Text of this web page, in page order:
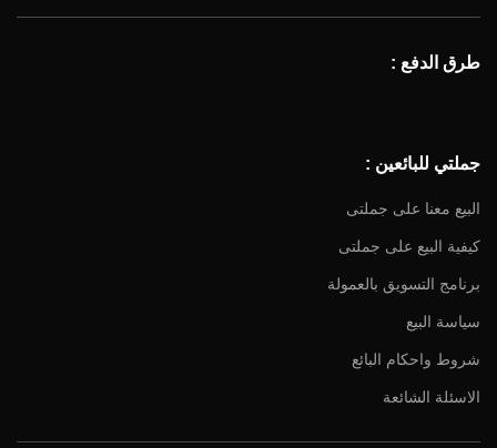
طرق الدفع :
جملتي للبائعين :
البيع معنا على جملتى
كيفية البيع على جملتى
برنامج التسويق بالعمولة
سياسة البيع
شروط واحكام البائع
الاسئلة الشائعة